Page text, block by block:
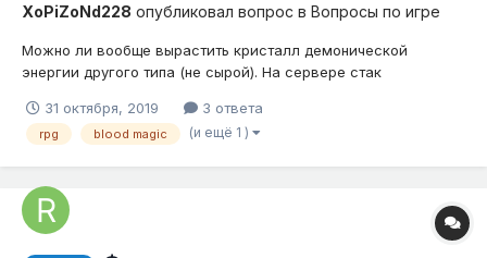
XoPiZoNd228 опубликовал вопрос в Вопросы по игре
Можно ли вообще вырастить кристалл демонической
энергии другого типа (не сырой). На сервере стак
одиночной игре проводил опыт. Заставил 1 чанк
кристаллизаторами и ни одного кристалла другого типа, все
31 октября, 2019 3 ответа
rpg blood magic (и ещё 1 )